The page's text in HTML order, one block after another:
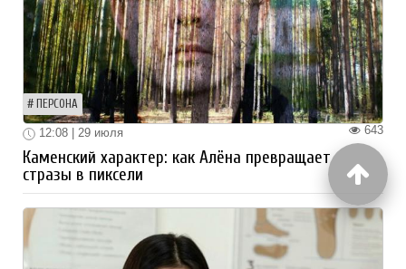
ПЕРСОНА
643
12:08 | 29 июля
Каменский характер: как Алёна превращает
стразы в пиксели